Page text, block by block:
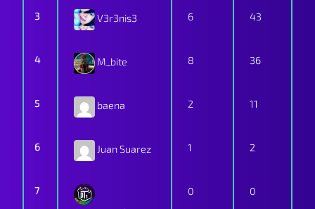
3 V3r3nis3 6 43
4 M_bite 8 36
5 baena 2 11
6 Juan Suarez 1 2
7
0 0